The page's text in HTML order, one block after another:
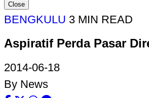
Close
BENGKULU 3 MIN READ
Aspiratif Perda Pasar
2014-06-18
By News